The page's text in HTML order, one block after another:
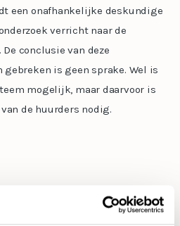
een onafhankelijke deskundige
verricht naar de
conclusie van deze
is geen sprake. Wel is
mogelijk, maar daarvoor is
de huurders nodig.
het vonnis. Omdat geen sprake
grond voor opschorting en